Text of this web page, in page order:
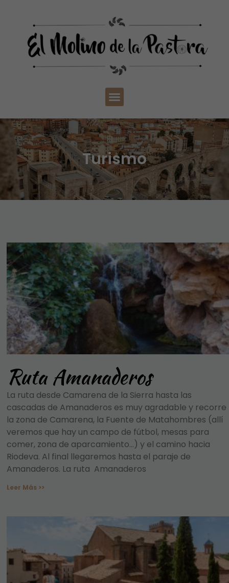
Turismo
Ruta Amanaderos
La ruta desde Camarena de la Sierra hasta las
cascadas de Amanaderos es muy agradable y recorre
la zona de Camarena, la Fuente de Matahombres (allí
veremos que hay un campo de fútbol, mesas para
comer, zona de aparcamiento…) y el camino hacia
Riodeva. Al final llegaremos hasta el paraje de
Amanaderos. La ruta Amanaderos
Leer Más >>